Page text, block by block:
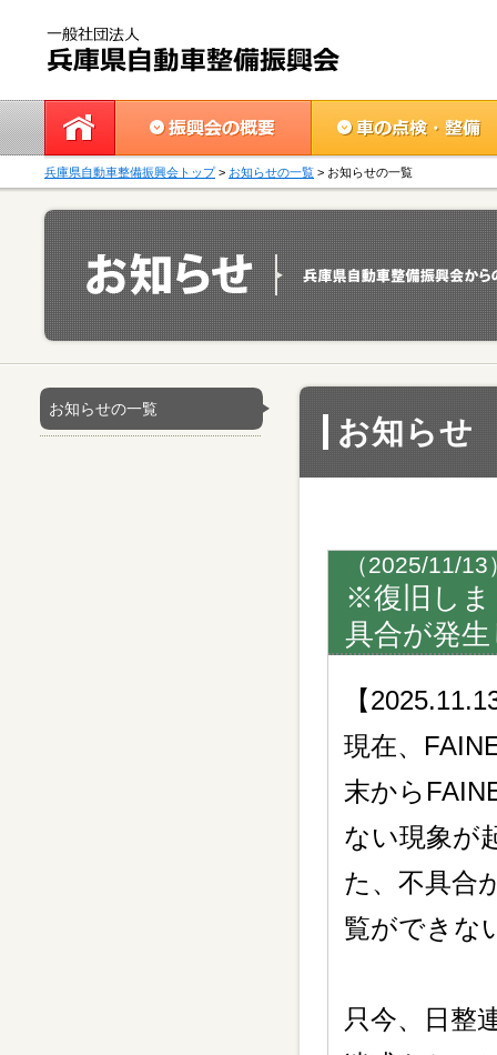
兵庫県自動車整備振興会トップ> お知らせの一覧 > お知らせの一覧
お知らせの一覧
お知らせ
（2025/11/13
※復旧しま
具合が発
【
現在、
末から
ない現象が
た、不具合
覧ができな
只今、日整